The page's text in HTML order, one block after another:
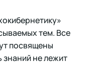
тем. Все
посвящены
знаний не лежит